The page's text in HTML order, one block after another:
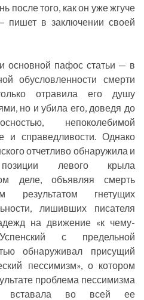
после того, как он уже жгуче
пишет в заключении своей
основной пафос статьи — в
обусловленности смерти
отравила его душу
но и убила его, доведя до
непоколебимой
и справедливости. Однако
отчетливо обнаружила и
левого крыла
деле, объявляя смерть
результатом гнетущих
лишивших писателя
на движение «к чему-
с предельной
обнаруживал присущий
пессимизм», о котором
проблема пессимизма
вставала во всей ее